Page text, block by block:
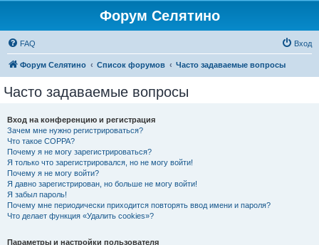
Форум Селятино
FAQ Вход
Форум Селятино Список форумов Часто задаваемые вопросы
Часто задаваемые вопросы
Вход на конференцию и регистрация
Зачем мне нужно регистрироваться?
Что такое COPPA?
Почему я не могу зарегистрироваться?
Я только что зарегистрировался, но не могу войти!
Почему я не могу войти?
Я давно зарегистрирован, но больше не могу войти!
Я забыл пароль!
Почему мне периодически приходится повторять ввод имени и пароля?
Что делает функция «Удалить cookies»?
Параметры и настройки пользователя